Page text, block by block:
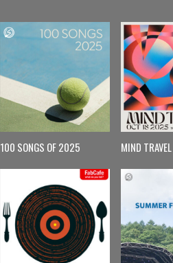
100 SONGS OF 2025 MIND TRAVEL